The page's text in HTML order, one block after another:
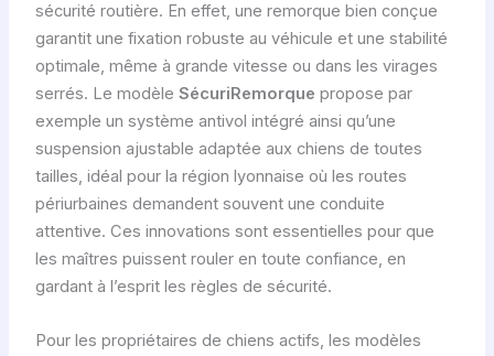
sécurité routière. En effet, une remorque bien conçue
garantit une fixation robuste au véhicule et une stabilité
optimale, même à grande vitesse ou dans les virages
serrés. Le modèle SécuriRemorque propose par
exemple un système antivol intégré ainsi qu’une
suspension ajustable adaptée aux chiens de toutes
tailles, idéal pour la région lyonnaise où les routes
périurbaines demandent souvent une conduite
attentive. Ces innovations sont essentielles pour que
les maîtres puissent rouler en toute confiance, en
gardant à l’esprit les règles de sécurité.
Pour les propriétaires de chiens actifs, les modèles